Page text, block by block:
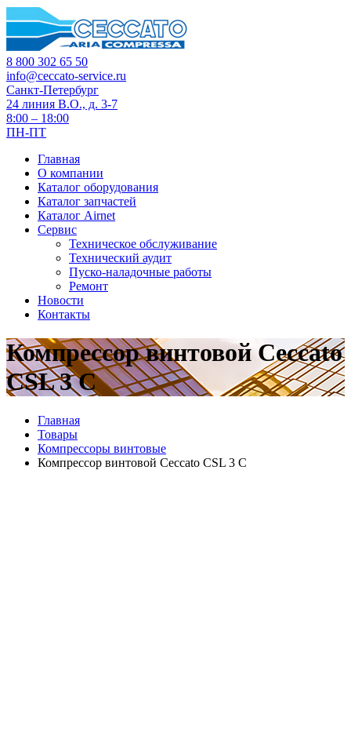
8 800 302 65 50
info@ceccato-service.ru
Санкт-Петербург
24 линия В.О., д. 3-7
8:00 – 18:00
ПН-ПТ
Главная
О компании
Каталог оборудования
Каталог запчастей
Каталог Airnet
Сервис
Техническое обслуживание
Технический аудит
Пуско-наладочные работы
Ремонт
Новости
Контакты
Компрессор винтовой Ceccato
CSL 3 C
Главная
Товары
Компрессоры винтовые
Компрессор винтовой Ceccato CSL 3 C